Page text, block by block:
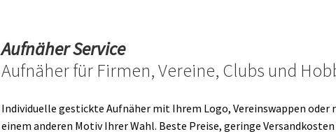
Aufnäher Service
Aufnäher für Firmen, Vereine, Clubs und
Individuelle gestickte Aufnäher mit Ihrem Logo, Vereinswappen oder
einem anderen Motiv Ihrer Wahl. Beste Preise, geringe Versandkosten